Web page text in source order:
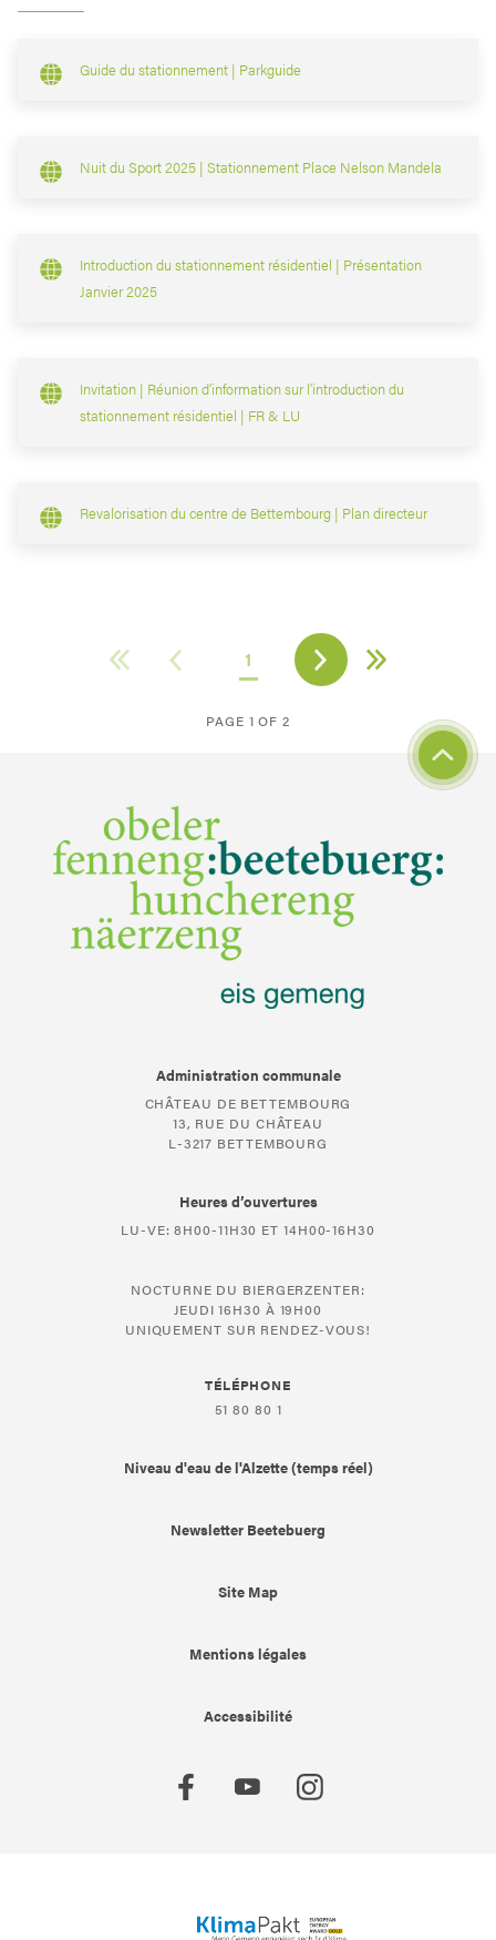
Guide du stationnement | Parkguide
Nuit du Sport 2025 | Stationnement Place Nelson Mandela
Introduction du stationnement résidentiel | Présentation
Janvier 2025
Invitation | Réunion d’information sur l’introduction du
stationnement résidentiel | FR & LU
Revalorisation du centre de Bettembourg | Plan directeur
1
PAGE 1 OF 2
Administration communale
CHÂTEAU DE BETTEMBOURG
13, RUE DU CHÂTEAU
L-3217 BETTEMBOURG
Heures d’ouvertures
LU-VE: 8H00-11H30 ET 14H00-16H30
NOCTURNE DU BIERGERZENTER:
JEUDI 16H30 À 19H00
UNIQUEMENT SUR RENDEZ-VOUS!
TÉLÉPHONE
51 80 80 1
Niveau d'eau de l'Alzette (temps réel)
Newsletter Beetebuerg
Site Map
Mentions légales
Accessibilité